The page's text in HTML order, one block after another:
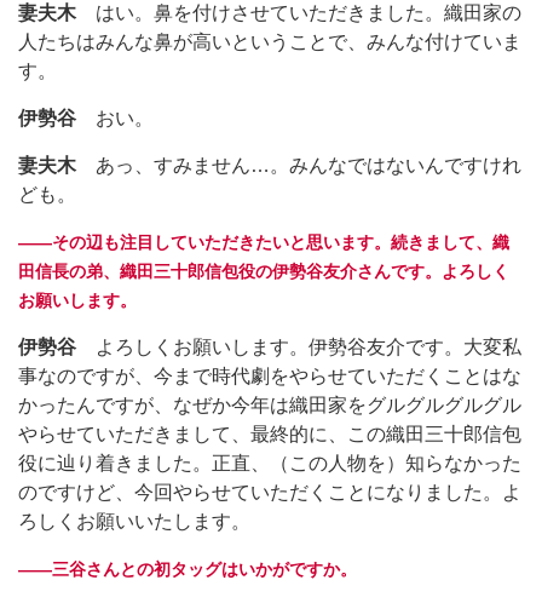
妻夫木 はい。鼻を付けさせていただきました。織田家の
人たちはみんな鼻が高いということで、みんな付けていま
す。
伊勢谷 おい。
妻夫木 あっ、すみません…。みんなではないんですけれ
ども。
――その辺も注目していただきたいと思います。続きまして、織
田信長の弟、織田三十郎信包役の伊勢谷友介さんです。よろしく
お願いします。
伊勢谷 よろしくお願いします。伊勢谷友介です。大変私
事なのですが、今まで時代劇をやらせていただくことはな
かったんですが、なぜか今年は織田家をグルグルグルグル
やらせていただきまして、最終的に、この織田三十郎信包
役に辿り着きました。正直、（この人物を）知らなかった
のですけど、今回やらせていただくことになりました。よ
ろしくお願いいたします。
――三谷さんとの初タッグはいかがですか。